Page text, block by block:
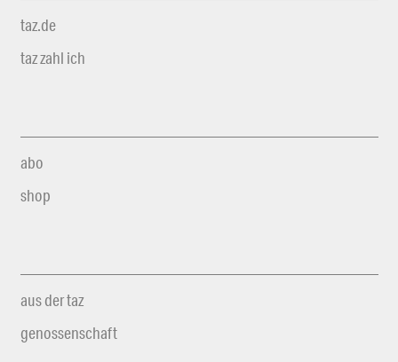
taz.de
taz zahl ich
abo
shop
aus der taz
genossenschaft